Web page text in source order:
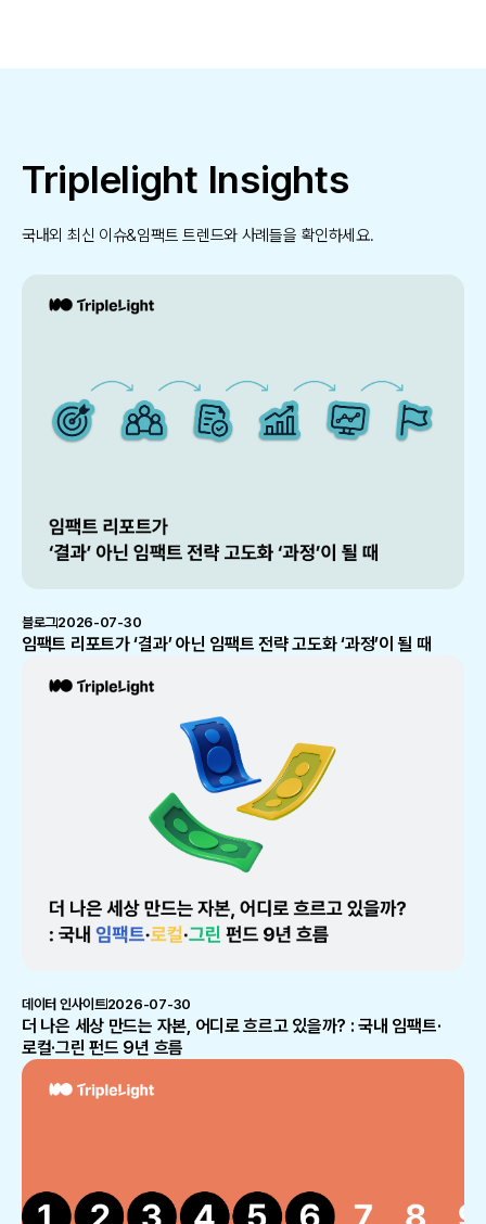
Triplelight Insights
국내외 최신 이슈&임팩트 트렌드와 사례들을 확인하세요.
블로그2026-07-30
임팩트 리포트가 ‘결과’ 아닌 임팩트 전략 고도화 ‘과정’이 될 때
데이터 인사이트2026-07-30
더 나은 세상 만드는 자본, 어디로 흐르고 있을까? : 국내 임팩트·
로컬·그린 펀드 9년 흐름